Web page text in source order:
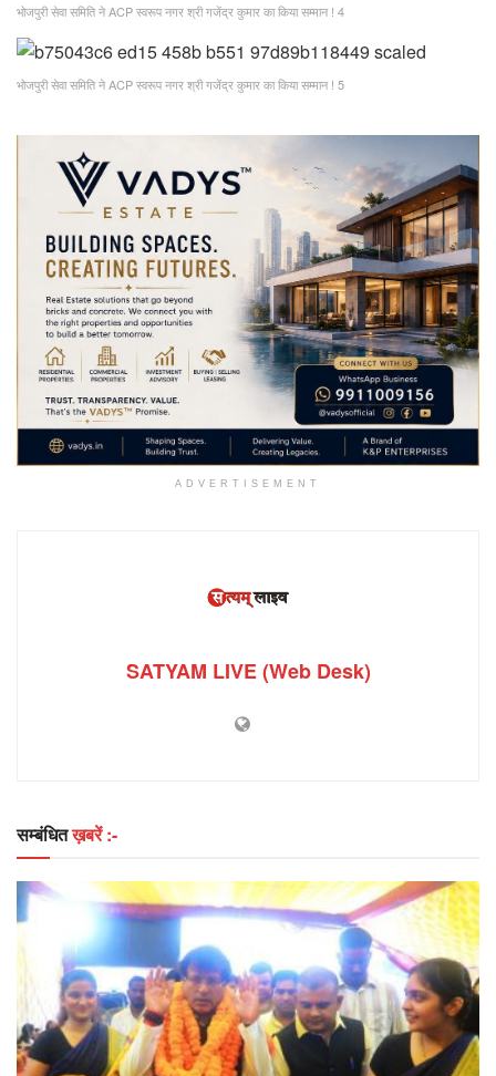
भोजपुरी सेवा समिति ने ACP स्वरूप नगर श्री गजेंद्र कुमार का किया सम्मान ! 4
भोजपुरी सेवा समिति ने ACP स्वरूप नगर श्री गजेंद्र कुमार का किया सम्मान ! 5
ADVERTISEMENT
SATYAM LIVE (Web Desk)
सम्बंधितख़बरें :-